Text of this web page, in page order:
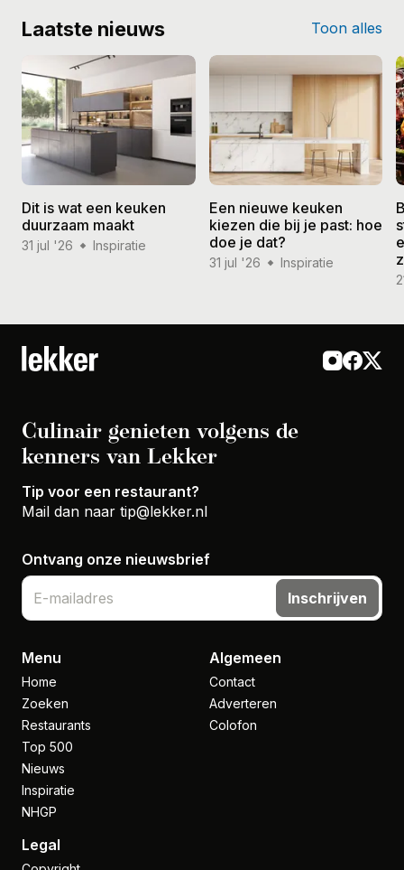
Laatste nieuws Toon alles
Dit is wat een keuken
duurzaam maakt
31 jul '26 Inspiratie
Een nieuwe keuken
kiezen die bij je past: hoe
doe je dat?
31 jul '26 Inspiratie
Culinair genieten volgens de
kenners van Lekker
Tip voor een restaurant?
Mail dan naar tip@lekker.nl
Ontvang onze nieuwsbrief
Inschrijven
Menu
Home
Zoeken
Restaurants
Top 500
Nieuws
Inspiratie
NHGP
Algemeen
Contact
Adverteren
Colofon
Legal